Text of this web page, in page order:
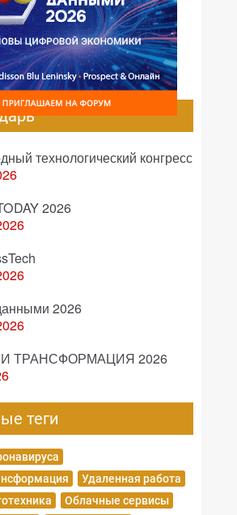
технологический конгресс
2026
2026
ТРАНСФОРМАЦИЯ 2026
теги
Удаленная работа
Облачные сервисы